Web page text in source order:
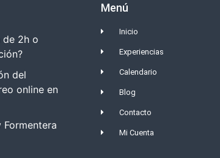
de 2h o
del
online en
Formentera
Menú
Inicio
Experiencias
Calendario
Blog
Contacto
Mi Cuenta